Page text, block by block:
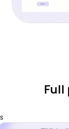
Full
s